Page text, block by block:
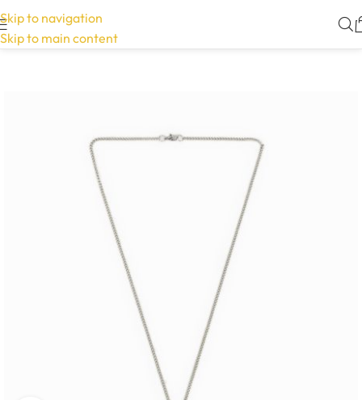
Skip to navigation
Skip to main content